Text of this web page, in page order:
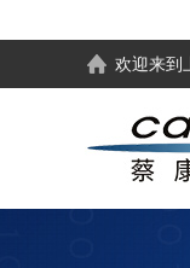
欢迎来到